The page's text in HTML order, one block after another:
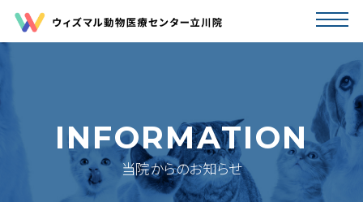
INFORMATION
当院からのお知らせ